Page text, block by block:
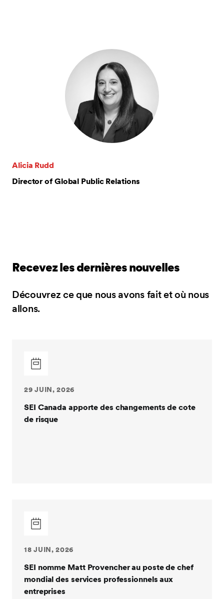
Alicia Rudd
Director of Global Public Relations
Recevez les dernières nouvelles
Découvrez ce que nous avons fait et où nous
allons.
29 JUIN, 2026
SEI Canada apporte des changements de cote
de risque
18 JUIN, 2026
SEI nomme Matt Provencher au poste de chef
mondial des services professionnels aux
entreprises